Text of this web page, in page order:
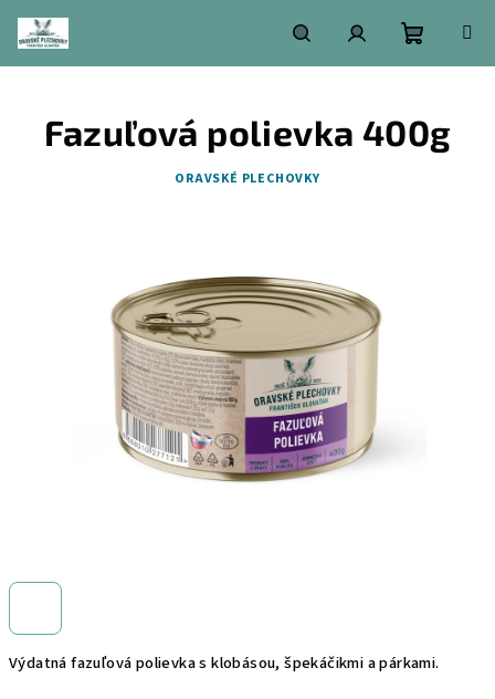
obsah
HľadaťPrihlásenie
košík
Výdatná fazuľová polievka s klobásou, špekáčikmi a párkami.
Fazuľová polievka 400g
ORAVSKÉ PLECHOVKY